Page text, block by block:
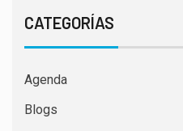
CATEGORÍAS
Agenda
Blogs